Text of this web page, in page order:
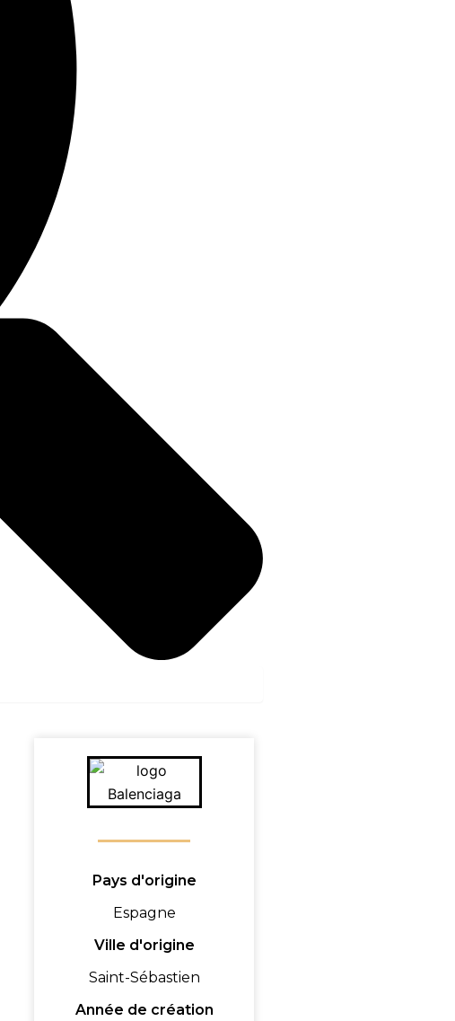
Pays d'origine
Espagne
Ville d'origine
Saint-Sébastien
Année de création